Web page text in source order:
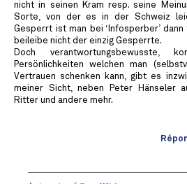
nicht in seinen Kram resp. seine
Sorte, von der es in der Schweiz
Gesperrt ist man bei ‘Infosperber’
beileibe nicht der einzig Gesperrte.
Doch verantwortungsbewusste,
Persönlichkeiten welchen man
Vertrauen schenken kann, gibt es
meiner Sicht, neben Peter Hänseler
Ritter und andere mehr.